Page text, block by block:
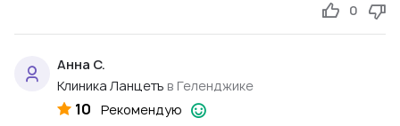
0
Анна С.
Клиника Ланцетъ в Геленджике
10 Рекомендую